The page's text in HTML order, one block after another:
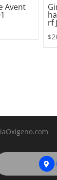
Avent
rf
$